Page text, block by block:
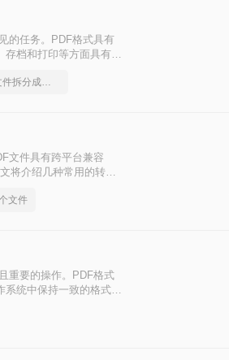
的任务。PDF格式具有
存档和打印等方面具有显
如何将一个pdf文件拆分成多个
文件具有跨平台兼容
将介绍几种常用的转换
文件
重要的操作。PDF格式
统中保持一致的格式和